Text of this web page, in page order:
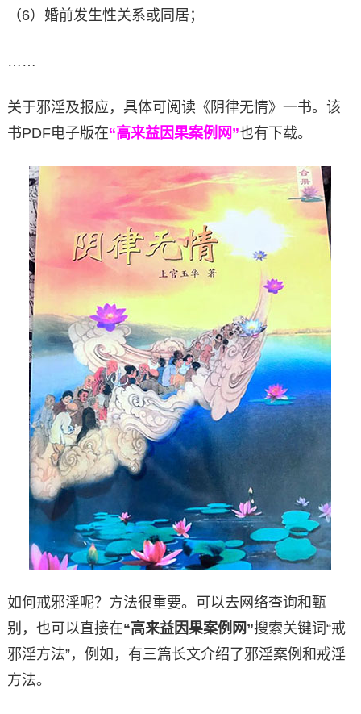
（6）婚前发生性关系或同居；
……
关于邪淫及报应，具体可阅读《阴律无情》一书。该
书PDF电子版在“高来益因果案例网”也有下载。
如何戒邪淫呢？方法很重要。可以去网络查询和甄
别，也可以直接在“高来益因果案例网”搜索关键词“戒
邪淫方法”，例如，有三篇长文介绍了邪淫案例和戒淫
方法。